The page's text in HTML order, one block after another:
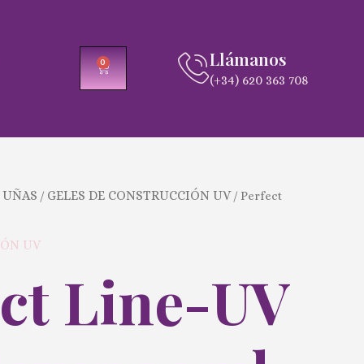
0
CARRITO
Llámanos
(+34) 620 363 708
/ GELES DE CONSTRUCCIÓN UV/ Perfect
UV
Line-UV